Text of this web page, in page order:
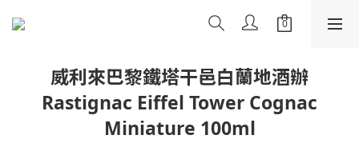
威利來巴黎鐵塔干邑白蘭地酒辦
Rastignac Eiffel Tower Cognac
Miniature 100ml